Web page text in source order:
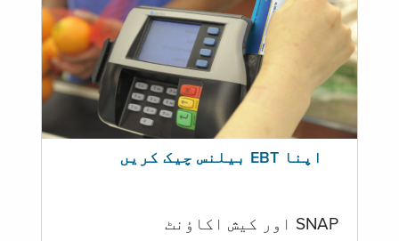
اپنا EBT بیلنس چیک کریں
SNAP اور کیش اکاؤنٹ